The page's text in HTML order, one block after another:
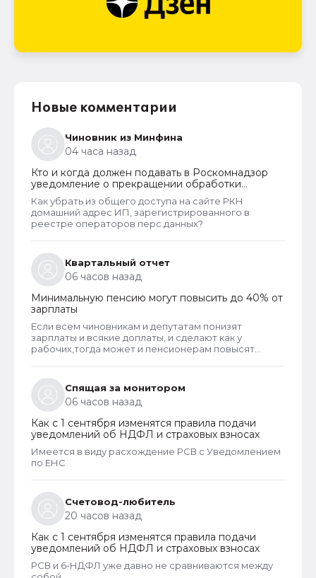
Новые комментарии
Чиновник из Минфина
04 часа назад
Кто и когда должен подавать в Роскомнадзор
уведомление о прекращении обработки
персональных данных
Как убрать из общего доступа на сайте РКН
домашний адрес ИП, зарегистрированного в
реестре операторов перс.данных?
Квартальный отчет
06 часов назад
Минимальную пенсию могут повысить до 40% от
зарплаты
Если всем чиновникам и депутатам понизят
зарплаты и всякие доплаты, и сделают как у
рабочих,тогда может и пенсионерам повысят
Спящая за монитором
06 часов назад
Как с 1 сентября изменятся правила подачи
уведомлений об НДФЛ и страховых взносах
Имеется в виду расхождение РСВ с Уведомлением
по ЕНС
Счетовод-любитель
20 часов назад
Как с 1 сентября изменятся правила подачи
уведомлений об НДФЛ и страховых взносах
РСВ и 6-НДФЛ уже давно не сравниваются между